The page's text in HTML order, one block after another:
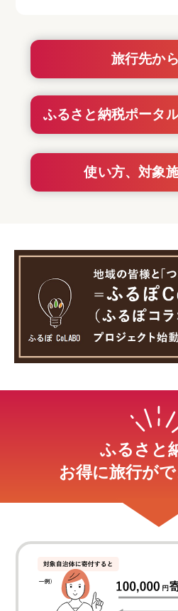
旅行先か
ふるさと納税ポータ
使い方、対象
ふるさと
お得に旅行が